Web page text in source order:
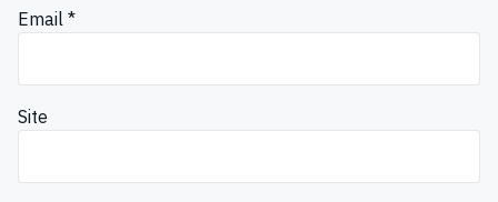
Email *
Site